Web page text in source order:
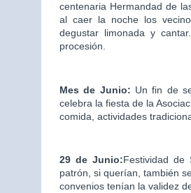
centenaria Hermandad de
al caer la noche los
degustar limonada y
procesión.
Mes de Junio: Un fin de
celebra la fiesta de la
comida, actividades
29 de Junio:Festividad de
patrón, si querían, también
convenios tenían la validez